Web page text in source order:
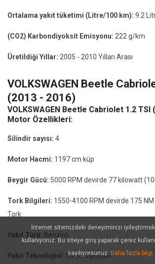
Ortalama yakıt tüketimi (Litre/100 km): 9.2
(CO2) Karbondiyoksit Emisyonu: 222 g/km
Üretildiği Yıllar: 2005 - 2010 Yılları Arası
VOLKSWAGEN Beetle
(2013 - 2016)
VOLKSWAGEN Beetle Cabriolet 1.2 TSI
Motor Özellikleri:
Silindir sayısı: 4
Motor Hacmi: 1197 cm küp
Beygir Gücü: 5000 RPM devirde 77 kilowatt
Tork Bilgileri: 1550-4100 RPM devirde 175
Tork
Yakıt Türü: Benzinli
Yakıt Teknolojisi: Direct Injection
İnternet sitemizdeki deneyiminizi
kullanıyoruz. Bu siteye giriş yaparak çerez
sayılıyorsunuz.Daha fazla bilgi.